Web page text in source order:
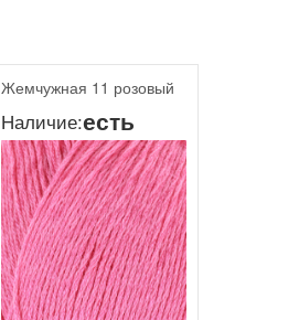
Жемчужная 11 розовый
Наличие:есть